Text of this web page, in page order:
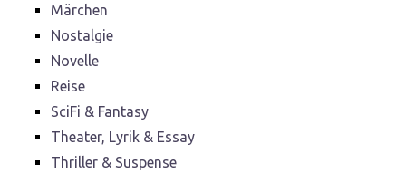
Märchen
Nostalgie
Novelle
Reise
SciFi & Fantasy
Theater, Lyrik & Essay
Thriller & Suspense